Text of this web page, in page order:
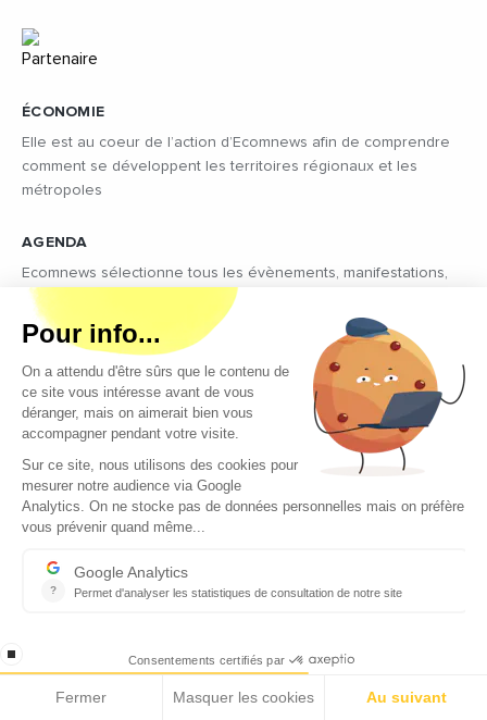
ÉCONOMIE
Elle est au coeur de l’action d’Ecomnews afin de comprendre
comment se développent les territoires régionaux et les
métropoles
AGENDA
Ecomnews sélectionne tous les évènements, manifestations,
salons, forums les plus importants à ne surtout pas manquer en
lien avec @ecomnewsagenda
ENTREPRISES
Ecomnews veut démontrer la force que représente le tissu
des entreprises sur tous les bassins d’emploi du sud en
réalisant des focus sur les plus innovantes d’entre elles
VIDÉOS
Retrouvez tous les reportages et interviews de terrain réalisés
par nos journalistes professionnels sur les acteurs régionaux
les plus dynamiques
C’est une priorité pour Ecomnews d’aider les personnes qui
recherchent un emploi ou une formation. Retrouvez aussi les